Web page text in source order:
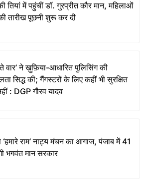
तियां में पहुंचीं डॉ. गुरप्रीत कौर मान, महिलाओं
तारीख पूछनी शुरू कर दी
ते वार’ ने ख़ुफ़िया-आधारित पुलिसिंग की
सिद्ध की; गैंगस्टरों के लिए कहीं भी सुरक्षित
: DGP गौरव यादव
‘हमारे राम’ नाट्य मंचन का आगाज, पंजाब में 41
भगवंत मान सरकार